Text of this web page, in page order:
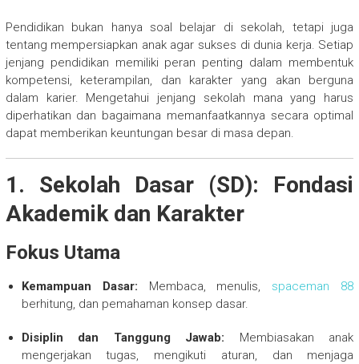
Pendidikan bukan hanya soal belajar di sekolah, tetapi juga
tentang mempersiapkan anak agar sukses di dunia kerja. Setiap
jenjang pendidikan memiliki peran penting dalam membentuk
kompetensi, keterampilan, dan karakter yang akan berguna
dalam karier. Mengetahui jenjang sekolah mana yang harus
diperhatikan dan bagaimana memanfaatkannya secara optimal
dapat memberikan keuntungan besar di masa depan.
1. Sekolah Dasar (SD): Fondasi
Akademik dan Karakter
Fokus Utama
Kemampuan Dasar: Membaca, menulis, spaceman 88
berhitung, dan pemahaman konsep dasar.
Disiplin dan Tanggung Jawab: Membiasakan anak
mengerjakan tugas, mengikuti aturan, dan menjaga